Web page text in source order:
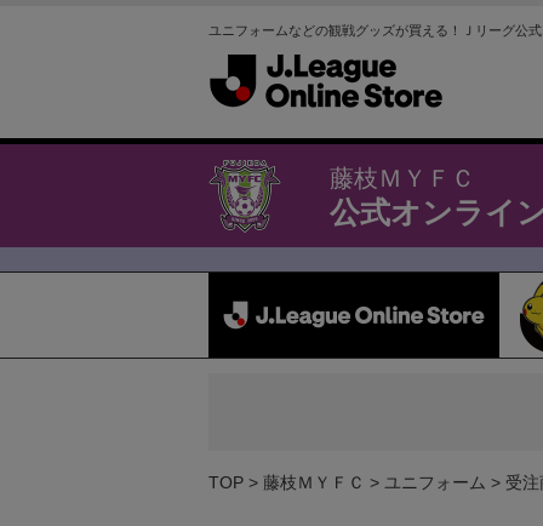
ユニフォームなどの観戦グッズが買える！Ｊリーグ公
藤枝ＭＹＦＣ
公式オンライ
TOP 藤枝ＭＹＦＣ ユニフォーム 受注